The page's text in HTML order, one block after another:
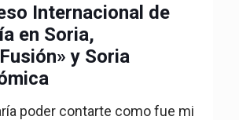
Internacional de
en Soria,
y Soria
poder contarte como fue mi